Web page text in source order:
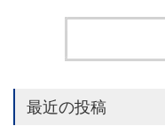
最近の投稿